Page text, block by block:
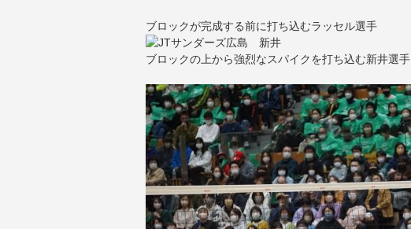
ブロックが完成する前に打ち込むラッセル選手
ブロックの上から強烈なスパイクを打ち込む新井選手